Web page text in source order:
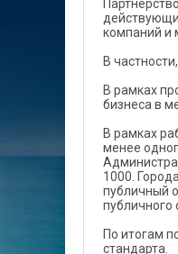
компаний и
В
В рамках
бизнеса в
В рамках
менее
1000.
публичный
публичного
По итогам
стандарта.